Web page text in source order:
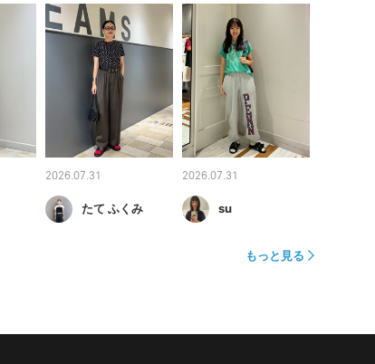
2026.07.31
たて ふくみ
2026.07.31
su
もっと見る